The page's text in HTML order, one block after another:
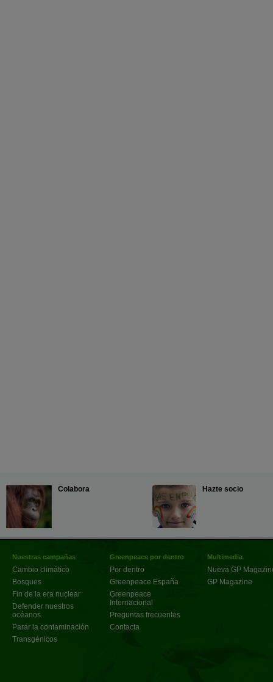
Colabora Hazte socio
Nuestras campañas
Cambio climático
Bosques
Fin de la era nuclear
Defender nuestros
océanos
Parar la contaminación
Transgénicos
Greenpeace por dentro
Por dentro
Greenpeace España
Greenpeace
Internacional
Preguntas frecuentes
Contacta
Multimedia
Nueva GP
GP Magazine